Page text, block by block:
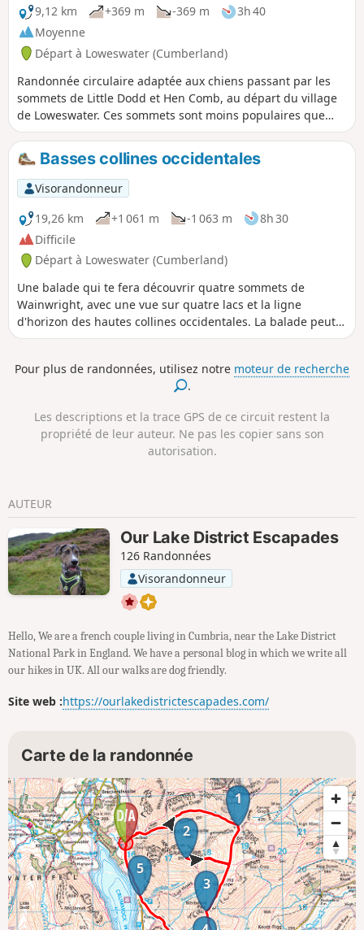
9,12 km
+369 m -369 m
3h 40
Moyenne
Départ à Loweswater (Cumberland)
Randonnée circulaire adaptée aux chiens passant par les
sommets de Little Dodd et Hen Comb, au départ du village
de Loweswater. Ces sommets sont moins populaires que
celui de Mellbreak. Attention, la traversée de la rivière peut
être délicate s'il a plu les jours précédents.
Basses collines occidentales
Visorandonneur
19,26 km
+1 061 m -1 063 m
8h 30
Difficile
Départ à Loweswater (Cumberland)
Une balade qui te fera découvrir quatre sommets de
Wainwright, avec une vue sur quatre lacs et la ligne
d'horizon des hautes collines occidentales. La balade peut
se faire dans le sens des aiguilles d'une montre ou dans le
Pour plus de randonnées, utilisez notre moteur de recherche
.
Les descriptions et la trace GPS de ce circuit restent la
propriété de leur auteur. Ne pas les copier sans son
autorisation.
AUTEUR
Our Lake District Escapades
126 Randonnées
Visorandonneur
Hello, We are a french couple living in Cumbria, near the Lake District
National Park in England. We have a personal blog in which we write all
our hikes in UK. All our walks are dog friendly.
Site web :https://ourlakedistrictescapades.com/
Carte de la randonnée
1
2
3
5